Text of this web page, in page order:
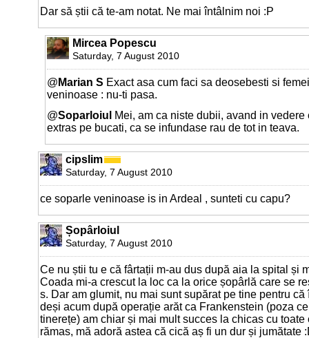
Dar să știi că te-am notat. Ne mai întâlnim noi :P
Mircea Popescu
Saturday, 7 August 2010
@ Marian S Exact asa cum faci sa deosebesti si
veninoase : nu-ti pasa.
@Soparloiul
Mei, am ca niste dubii, avand in vedere
extras pe bucati, ca se infundase rau de tot in teava.
cipslim
Saturday, 7 August 2010
ce soparle veninoase is in Ardeal , sunteti cu capu?
Șopârloiul
Saturday, 7 August 2010
Ce nu știi tu e că fârtații m-au dus după aia la spital și
Coada mi-a crescut la loc ca la orice șopârlă care se
s. Dar am glumit, nu mai sunt supărat pe tine pentru
deși acum după operație arăt ca Frankenstein (poza
tinerețe) am chiar și mai mult succes la chicas cu
rămas, mă adoră astea că cică aș fi un dur și jumătate